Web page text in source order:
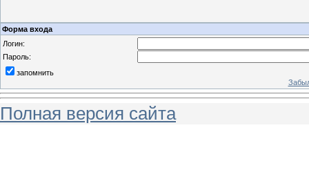
Форма входа
Логин:
Пароль:
запомнить
Полная версия сайта